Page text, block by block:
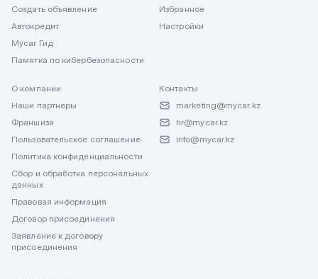
Создать объявление
Автокредит
Mycar Гид
Памятка по кибербезопасности
Избранное
Настройки
О компании
Наши партнеры
Франшиза
Пользовательское соглашение
Политика конфиденциальности
Сбор и обработка персональных
данных
Правовая информация
Договор присоединения
Заявление к договору
присоединения
Контакты
marketing@mycar.kz
hr@mycar.kz
info@mycar.kz